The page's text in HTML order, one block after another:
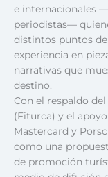
e internacionales
periodistas—
distintos puntos
experiencia en
narrativas que
destino.
Con el respaldo
(Fiturca) y el
Mastercard y
como una
de promoción